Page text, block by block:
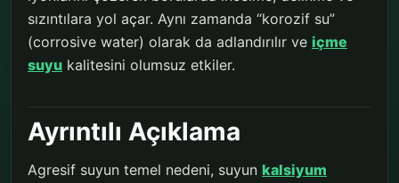
sızıntılara yol açar. Aynı zamanda “korozif su”
(corrosive water) olarak da adlandırılır ve içme
suyu kalitesini olumsuz etkiler.
Ayrıntılı Açıklama
Agresif suyun temel nedeni, suyun kalsiyum